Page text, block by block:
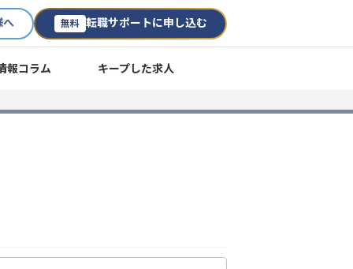
へ 無料 転職サポートに申し込む
報コラム キープした求人